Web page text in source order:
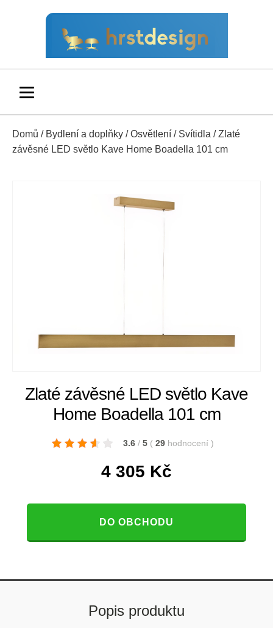
Domů / Bydlení a doplňky /Osvětlení / Svítidla / Zlaté
závěsné LED světlo Kave Home Boadella 101 cm
Zlaté závěsné LED světlo Kave
Home Boadella 101 cm
3.6 / 5 ( 29 hodnocení )
4 305 Kč
DO OBCHODU
Popis produktu